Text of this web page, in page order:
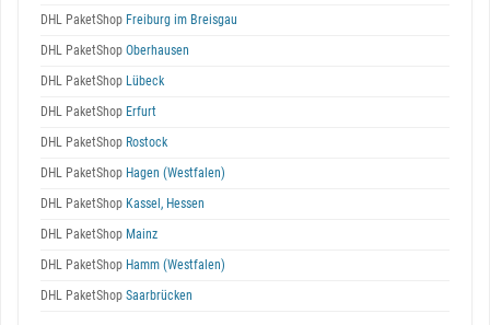
DHL PaketShop Freiburg im Breisgau
DHL PaketShop Oberhausen
DHL PaketShop Lübeck
DHL PaketShop Erfurt
DHL PaketShop Rostock
DHL PaketShop Hagen (Westfalen)
DHL PaketShop Kassel, Hessen
DHL PaketShop Mainz
DHL PaketShop Hamm (Westfalen)
DHL PaketShop Saarbrücken